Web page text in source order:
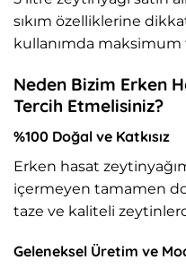
sıkım özelliklerine
kullanımda maksimum
Neden Bizim Erken
Tercih Etmelisiniz?
%100 Doğal ve Katkısız
Erken hasat
içermeyen tamamen
taze ve kaliteli
Geleneksel Üretim ve